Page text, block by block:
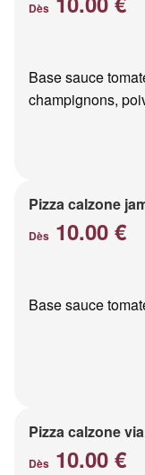
Dès
Base sauce
champignons,
Pizza calzone
Dès 10.00 €
Base sauce
Pizza calzone
Dès 10.00 €